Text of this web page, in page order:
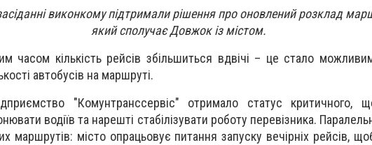
виконкому підтримали рішення про оновлений розклад
який сполучає Довжок із містом.
часом кількість рейсів збільшиться вдвічі – це стало
автобусів на маршруті.
"Комунтранссервіс" отримало статус критичного,
водіїв та нарешті стабілізувати роботу перевізника.
маршрутів: місто опрацьовує питання запуску вечірніх рейсів,